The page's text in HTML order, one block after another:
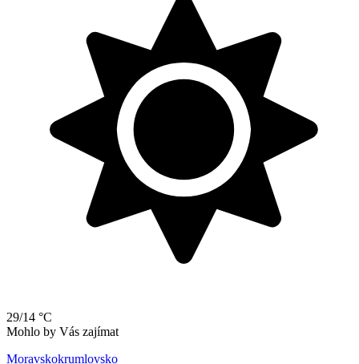
29/14 °C
Mohlo by Vás zajímat
Moravskokrumlovsko